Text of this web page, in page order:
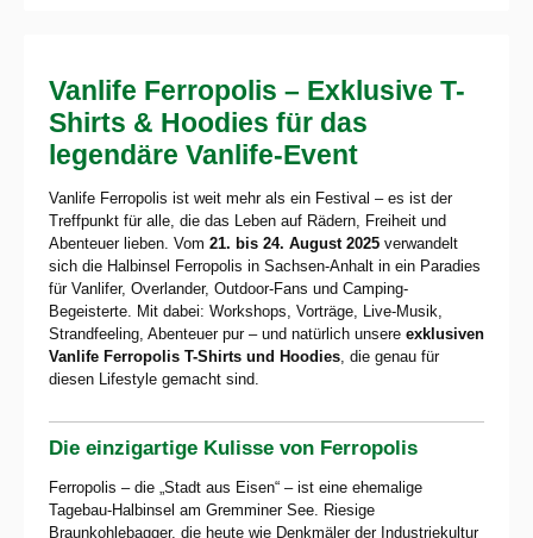
Vanlife Ferropolis – Exklusive T-
Shirts & Hoodies für das
legendäre Vanlife-Event
Vanlife Ferropolis ist weit mehr als ein Festival – es ist der
Treffpunkt für alle, die das Leben auf Rädern, Freiheit und
Abenteuer lieben. Vom 21. bis 24. August 2025 verwandelt
sich die Halbinsel Ferropolis in Sachsen-Anhalt in ein Paradies
für Vanlifer, Overlander, Outdoor-Fans und Camping-
Begeisterte. Mit dabei: Workshops, Vorträge, Live-Musik,
Strandfeeling, Abenteuer pur – und natürlich unsere exklusiven
Vanlife Ferropolis T-Shirts und Hoodies , die genau für
diesen Lifestyle gemacht sind.
Die einzigartige Kulisse von Ferropolis
Ferropolis – die „Stadt aus Eisen“ – ist eine ehemalige
Tagebau-Halbinsel am Gremminer See. Riesige
Braunkohlebagger, die heute wie Denkmäler der Industriekultur